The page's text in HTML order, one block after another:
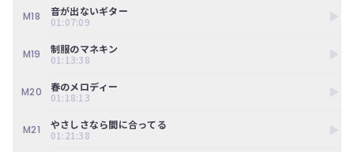
M18
音が出ないギター
01:07:09
M19
制服のマネキン
01:13:38
M20
春のメロディー
01:18:13
M21
やさしさなら間に合ってる
01:21:38